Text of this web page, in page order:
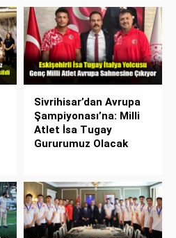
Sivrihisar’dan Avrupa
Şampiyonası’na: Milli
Atlet İsa Tugay
Gururumuz Olacak